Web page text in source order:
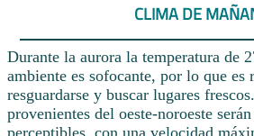
CLIMA DE
Durante la aurora la temperatura de
ambiente es sofocante, por lo que es
resguardarse y buscar lugares
provenientes del oeste-noroeste